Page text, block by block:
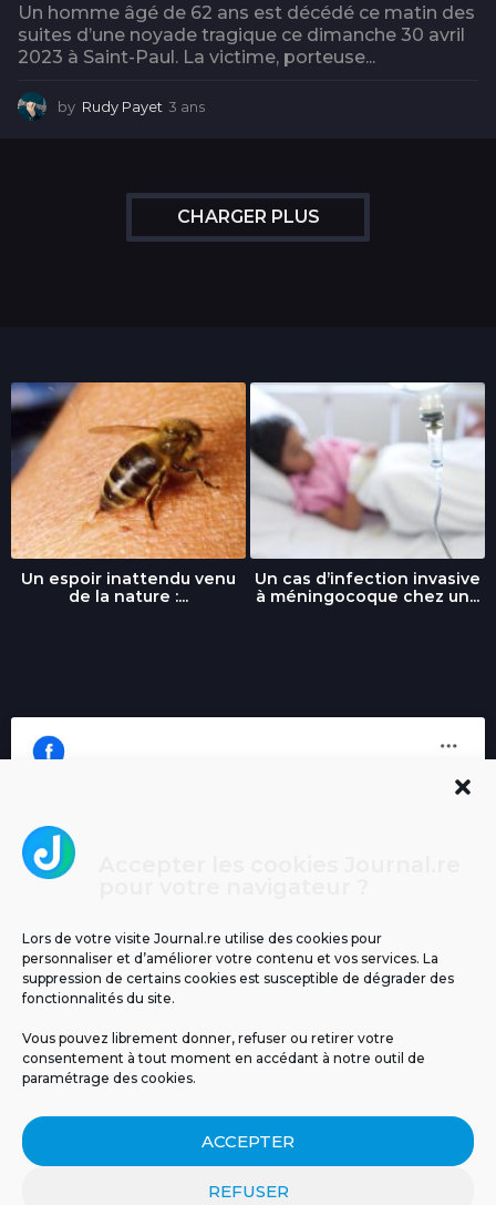
Lors de votre visite Journal.re utilise des cookies pour
personnaliser et d’améliorer votre contenu et vos services. La
suppression de certains cookies est susceptible de dégrader des
fonctionnalités du site.
Vous pouvez librement donner, refuser ou retirer votre
consentement à tout moment en accédant à notre outil de
paramétrage des cookies.
ACCEPTER
REFUSER
Un homme âgé de 62 ans est décédé ce matin des
suites d’une noyade tragique ce dimanche 30 avril
2023 à Saint-Paul. La victime, porteuse...
by Rudy Payet 3 ans
CHARGER PLUS
Un espoir inattendu venu
de la nature :...
Un cas d’infection invasive
à méningocoque chez un...
MENTIONS LÉGALES PUBLICITÉ
BLOG
NOS ÉMISSIONS
POLITIQUE DE CONFIDENTIALITÉ
CONTACT